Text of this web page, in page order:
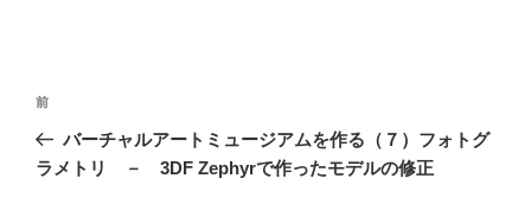
投
ナ
前
の
投
前
バーチャルアートミュージアムを作る（７）フォトグ
ラメトリ － 3DF Zephyrで作ったモデルの修正